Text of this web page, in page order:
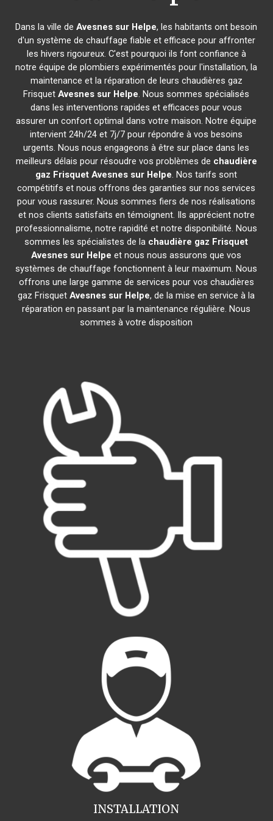
Dans la ville deAvesnes sur Helpe, les habitants ont besoin
d'un système de chauffage fiable et efficace pour affronter
les hivers rigoureux. C'est pourquoi ils font confiance à
notre équipe de plombiers expérimentés pour l'installation, la
maintenance et la réparation de leurs chaudières gaz
FrisquetAvesnes sur Helpe. Nous sommes spécialisés
dans les interventions rapides et efficaces pour vous
assurer un confort optimal dans votre maison. Notre équipe
intervient 24h/24 et 7j/7 pour répondre à vos besoins
urgents. Nous nous engageons à être sur place dans les
meilleurs délais pour résoudre vos problèmes de chaudière
gaz Frisquet Avesnes sur Helpe. Nos tarifs sont
compétitifs et nous offrons des garanties sur nos services
pour vous rassurer. Nous sommes fiers de nos réalisations
et nos clients satisfaits en témoignent. Ils apprécient notre
professionnalisme, notre rapidité et notre disponibilité. Nous
sommes les spécialistes de la chaudière gaz Frisquet
Avesnes sur Helpe et nous nous assurons que vos
systèmes de chauffage fonctionnent à leur maximum. Nous
offrons une large gamme de services pour vos chaudières
gaz FrisquetAvesnes sur Helpe, de la mise en service à la
réparation en passant par la maintenance régulière. Nous
sommes à votre disposition
INSTALLATION